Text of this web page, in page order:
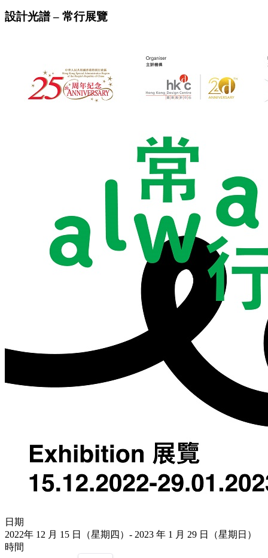
設計光譜 – 常行展覽
日期
2022年 12 月 15 日（星期四）- 2023 年 1 月 29 日（星期日）
時間